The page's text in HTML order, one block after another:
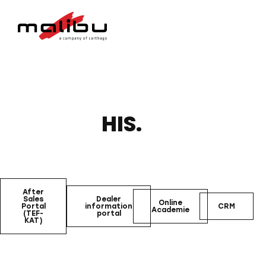
HIS.
After
Sales
Portal
(TEF-
KAT)
Dealer
information
portal
Online
Academie
CRM